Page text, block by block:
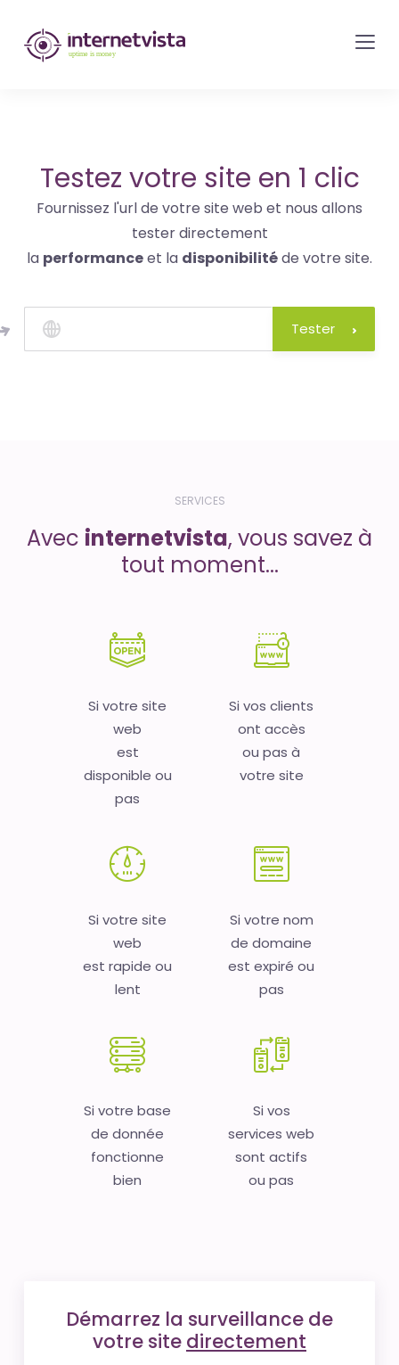
internetvista
monitoring
site
web
et
de
services
internet-
Uptime
is
Testez votre site en 1 clic
Fournissez l'url de votre site web et nous allons
tester directement
la performanceet la disponibilitéde votre site.
Tester
SERVICES
Avec internetvista, vous savez à
tout moment...
Si votre site
web
est
disponible ou
pas
Si vos clients
ont accès
ou pas à
votre site
Si votre site
web
est rapide ou
lent
Si votre nom
de domaine
est expiré ou
pas
Si votre base
de donnée
fonctionne
bien
Si vos
services web
sont actifs
ou pas
Démarrez la surveillance de
votre site directement